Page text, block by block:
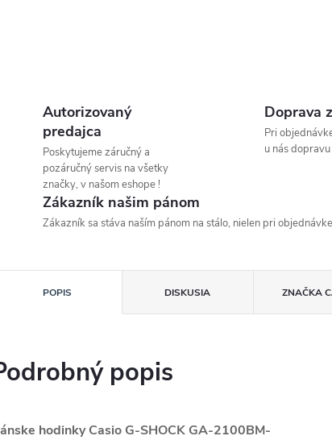
Autorizovaný
predajca
Poskytujeme záručný a
pozáručný servis na všetky
značky, v našom eshope !
Doprava
Pri
u nás
Zákazník našim pánom
Zákazník sa stáva naším pánom na stálo, nielen pri
POPIS DISKUSIA ZNAČKA
popis
hodinky Casio G-SHOCK GA-2100BM-